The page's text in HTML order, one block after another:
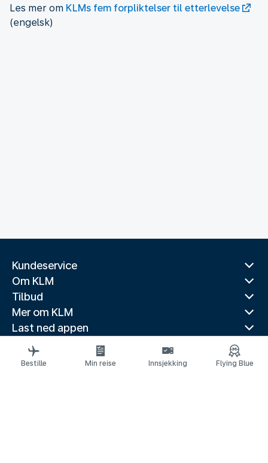
Les mer om KLMs fem forpliktelser til etterlevelse
(engelsk)
Kundeservice
Om KLM
Tilbud
Mer om KLM
Last ned appen
Relaterte nettsider
Reiseguider
Bestille Min reise Innsjekking Flying Blue